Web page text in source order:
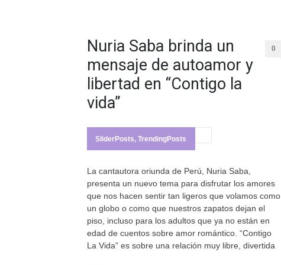
Nuria Saba brinda un
mensaje de autoamor y
libertad en “Contigo la
vida”
0
SliderPosts, TrendingPosts
La cantautora oriunda de Perú, Nuria Saba,
presenta un nuevo tema para disfrutar los amores
que nos hacen sentir tan ligeros que volamos como
un globo o como que nuestros zapatos dejan el
piso, incluso para los adultos que ya no están en
edad de cuentos sobre amor romántico. “Contigo
La Vida” es sobre una relación muy libre, divertida